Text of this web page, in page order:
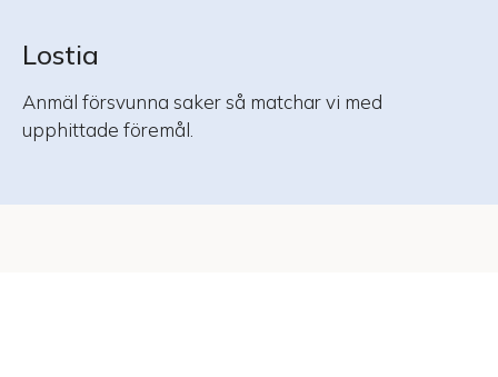
Lostia
Anmäl försvunna saker så matchar vi med
upphittade föremål.